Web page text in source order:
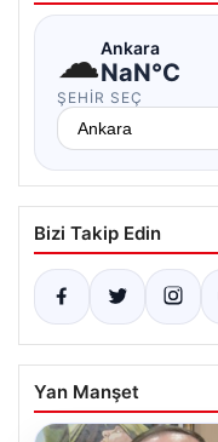
☁Ankara
NaN°C
ŞEHIR SEÇ
Bizi Takip Edin
Yan Manşet